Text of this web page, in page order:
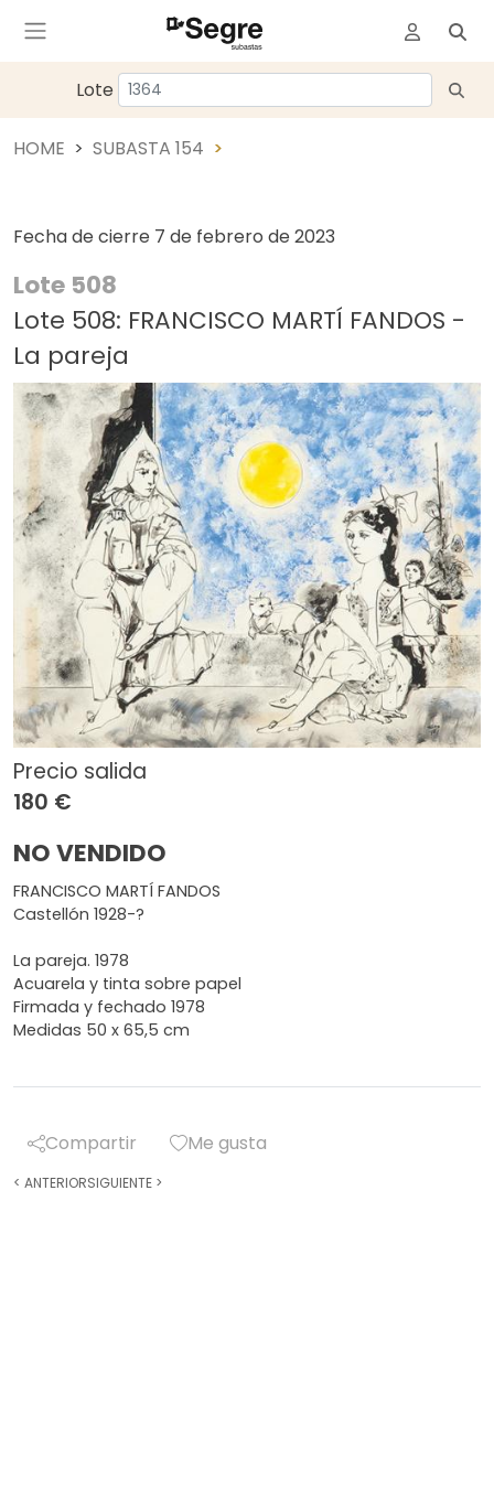
Lote
HOME SUBASTA 154
Fecha de cierre 7 de febrero de 2023
Lote 508
Lote 508: FRANCISCO MARTÍ FANDOS -
La pareja
Precio salida
180 €
NO VENDIDO
FRANCISCO MARTÍ FANDOS
Castellón 1928-?
La pareja. 1978
Acuarela y tinta sobre papel
Firmada y fechado 1978
Medidas 50 x 65,5 cm
Compartir Me gusta
< ANTERIORSIGUIENTE >